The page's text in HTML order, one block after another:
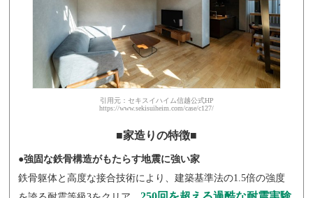
引用元：セキスイハイム信越公式HP
https://www.sekisuiheim.com/case/c127/
■家造りの特徴■
●強固な鉄骨構造がもたらす地震に強い家
鉄骨躯体と高度な接合技術により、建築基準法の1.5倍の強度